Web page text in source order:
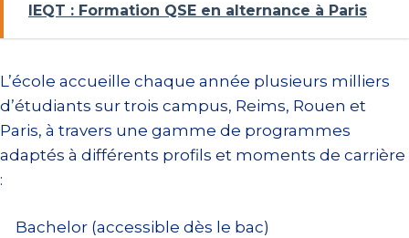
IEQT : Formation QSE en alternance à Paris
L’école accueille chaque année plusieurs milliers
d’étudiants sur trois campus, Reims, Rouen et
Paris, à travers une gamme de programmes
adaptés à différents profils et moments de carrière
:
Bachelor (accessible dès le bac)